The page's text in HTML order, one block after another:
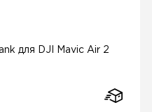
для DJI Mavic Air 2